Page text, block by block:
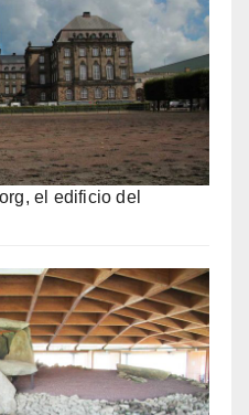
el edificio del